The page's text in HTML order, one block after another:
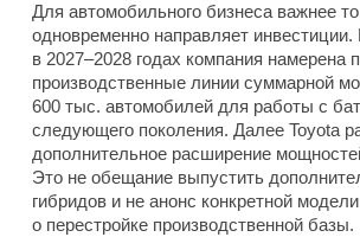
Для автомобильного бизнеса важнее
одновременно направляет
в 2027–2028 годах компания намерена
производственные линии суммарной
600 тыс. автомобилей для работы с
следующего поколения. Далее Toyota
дополнительное расширение
Это не обещание выпустить
гибридов и не анонс конкретной
о перестройке производственной базы.